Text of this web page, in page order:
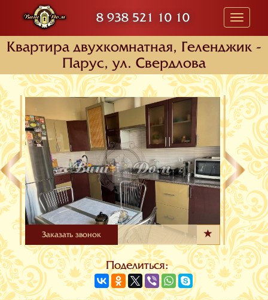
8 938 521 10 10
Toggle
Квартира двухкомнатная, Геленджик -
Парус, ул. Свердлова
Заказать звонок
Поделиться: